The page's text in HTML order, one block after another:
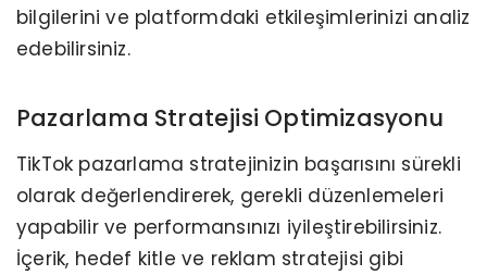
bilgilerini ve platformdaki etkileşimlerinizi analiz
edebilirsiniz.
Pazarlama Stratejisi Optimizasyonu
TikTok pazarlama stratejinizin başarısını sürekli
olarak değerlendirerek, gerekli düzenlemeleri
yapabilir ve performansınızı iyileştirebilirsiniz.
İçerik, hedef kitle ve reklam stratejisi gibi